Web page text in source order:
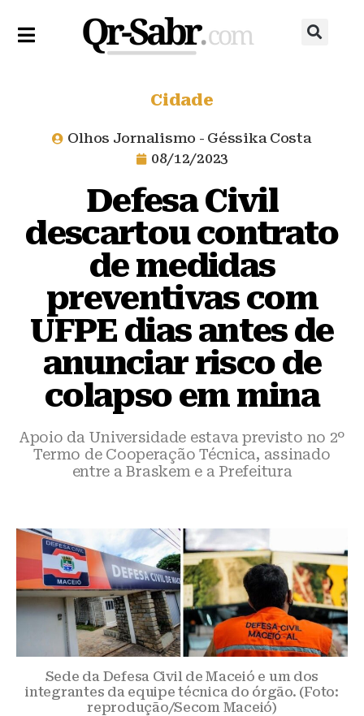
Cidade
Olhos Jornalismo - Géssika Costa
08/12/2023
Defesa Civil
descartou contrato
de medidas
preventivas com
UFPE dias antes de
anunciar risco de
colapso em mina
Apoio da Universidade estava previsto no 2º
Termo de Cooperação Técnica, assinado
entre a Braskem e a Prefeitura
Sede da Defesa Civil de Maceió e um dos
integrantes da equipe técnica do órgão. (Foto:
reprodução/Secom Maceió)